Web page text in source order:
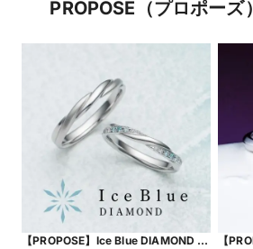
PROPOSE（プロポーズ
【PROPOSE】Ice Blue DIAMOND ～
【